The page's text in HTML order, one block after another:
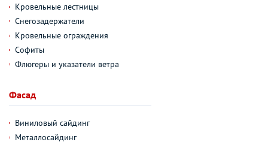
Кровельные лестницы
Снегозадержатели
Кровельные ограждения
Софиты
Флюгеры и указатели ветра
Фасад
Виниловый сайдинг
Металлосайдинг